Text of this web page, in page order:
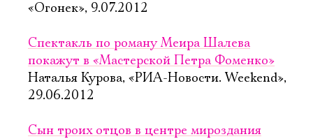
«Огонек», 9.07.2012
Спектакль по роману Меира Шалева
покажут в «Мастерской Петра Фоменко»
Наталья Курова, «РИА-Новости. Weekend»,
29.06.2012
Сын троих отцов в центре мироздания